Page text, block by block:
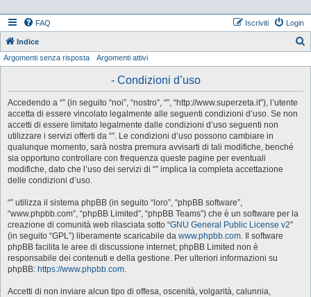
FAQ Login
Iscriviti
Indice
Argomenti senza risposta Argomenti attivi
- Condizioni d’uso
Accedendo a “” (in seguito “noi”, “nostro”, “”, “http://www.superzeta.it”), l’utente
accetta di essere vincolato legalmente alle seguenti condizioni d’uso. Se non
accetti di essere limitato legalmente dalle condizioni d’uso seguenti non
utilizzare i servizi offerti da “”. Le condizioni d’uso possono cambiare in
qualunque momento, sarà nostra premura avvisarti di tali modifiche, benché
sia opportuno controllare con frequenza queste pagine per eventuali
modifiche, dato che l’uso dei servizi di “” implica la completa accettazione
delle condizioni d’uso.
“” utilizza il sistema phpBB (in seguito “loro”, “phpBB software”,
“www.phpbb.com”, “phpBB Limited”, “phpBB Teams”) che è un software per la
creazione di comunità web rilasciata sotto “GNU General Public License v2”
(in seguito “GPL”) liberamente scaricabile da www.phpbb.com. Il software
phpBB facilita le aree di discussione internet; phpBB Limited non è
responsabile dei contenuti e della gestione. Per ulteriori informazioni su
phpBB: https://www.phpbb.com.
Accetti di non inviare alcun tipo di offesa, oscenità, volgarità, calunnia,